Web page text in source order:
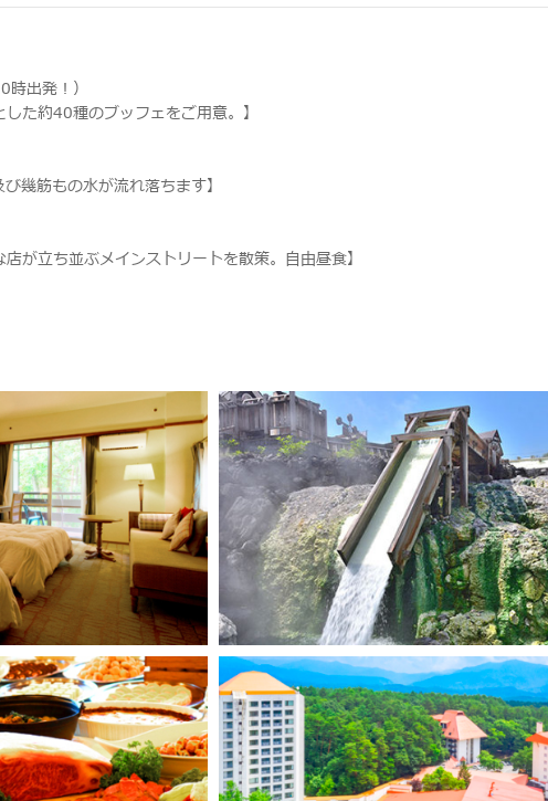
出発！）
した約40種のブッフェをご用意。】
幾筋もの水が流れ落ちます】
店が立ち並ぶメインストリートを散策。自由昼食】